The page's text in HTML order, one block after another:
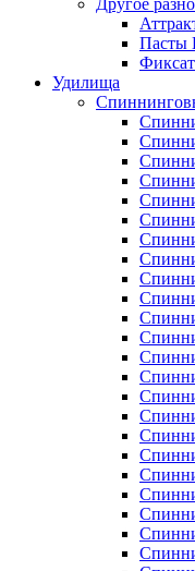
Другое
Пасты
Удилища